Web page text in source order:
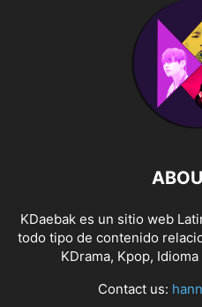
KDaebak es un sitio web
todo tipo de contenido
KDrama, Kpop,
Contact us: